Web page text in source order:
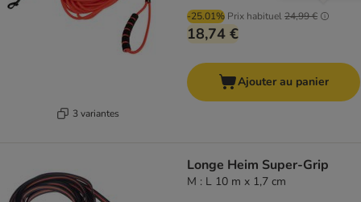
3 variantes
-25.01% Prix habituel24,99 €
18,74 €
Ajouter au panier
Longe Heim Super-Grip
M : L 10 m x 1,7 cm